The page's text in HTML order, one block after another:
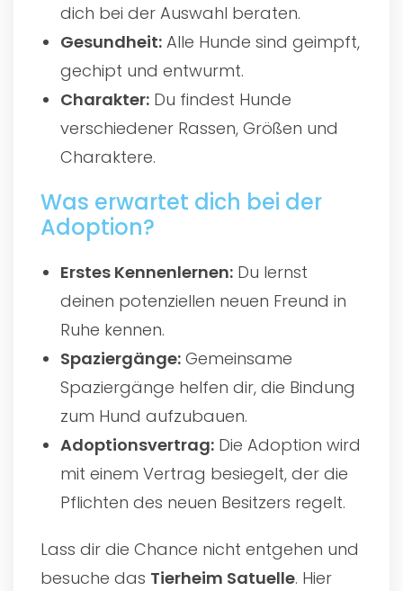
dich bei der Auswahl beraten.
Gesundheit: Alle Hunde sind geimpft,
gechipt und entwurmt.
Charakter: Du findest Hunde
verschiedener Rassen, Größen und
Charaktere.
Was erwartet dich bei der
Adoption?
Erstes Kennenlernen: Du lernst
deinen potenziellen neuen Freund in
Ruhe kennen.
Spaziergänge: Gemeinsame
Spaziergänge helfen dir, die Bindung
zum Hund aufzubauen.
Adoptionsvertrag: Die Adoption wird
mit einem Vertrag besiegelt, der die
Pflichten des neuen Besitzers regelt.
Lass dir die Chance nicht entgehen und
besuche das Tierheim Satuelle. Hier